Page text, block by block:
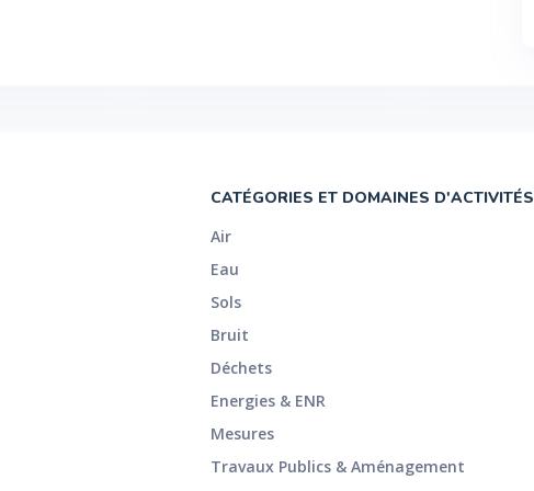
CATÉGORIES ET DOMAINES D'ACTIVITÉS
Air
Eau
Sols
Bruit
Déchets
Energies & ENR
Mesures
Travaux Publics & Aménagement